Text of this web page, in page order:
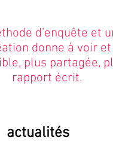
d’enquête et
donne à voir
plus partagée,
rapport écrit.
actualités